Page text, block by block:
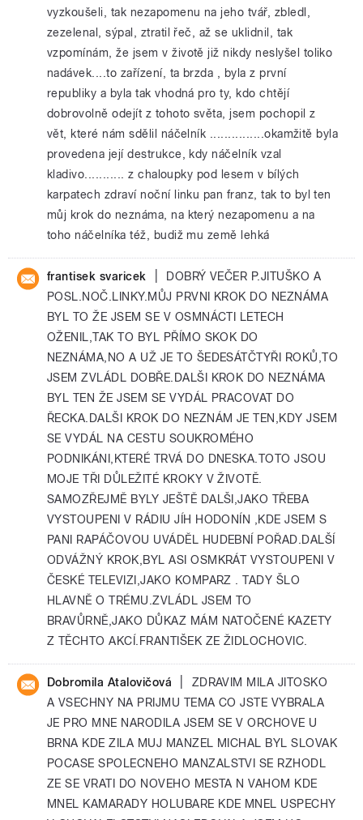
vyzkoušeli, tak nezapomenu na jeho tvář, zbledl,
zezelenal, sýpal, ztratil řeč, až se uklidnil, tak
vzpomínám, že jsem v životě již nikdy neslyšel toliko
nadávek....to zařízení, ta brzda , byla z první
republiky a byla tak vhodná pro ty, kdo chtějí
dobrovolně odejít z tohoto světa, jsem pochopil z
vět, které nám sdělil náčelník ...............okamžitě byla
provedena její destrukce, kdy náčelník vzal
kladivo........... z chaloupky pod lesem v bílých
karpatech zdraví noční linku pan franz, tak to byl ten
můj krok do neznáma, na který nezapomenu a na
toho náčelníka též, budiž mu země lehká
frantisek svaricek
DOBRÝ VEČER P.JITUŠKO A
POSL.NOČ.LINKY.MŮJ PRVNI KROK DO NEZNÁMA
BYL TO ŽE JSEM SE V OSMNÁCTI LETECH
OŽENIL,TAK TO BYL PŘÍMO SKOK DO
NEZNÁMA,NO A UŽ JE TO ŠEDESÁTČTYŘI ROKŮ,TO
JSEM ZVLÁDL DOBŘE.DALŠI KROK DO NEZNÁMA
BYL TEN ŽE JSEM SE VYDÁL PRACOVAT DO
ŘECKA.DALŠI KROK DO NEZNÁM JE TEN,KDY JSEM
SE VYDÁL NA CESTU SOUKROMÉHO
PODNIKÁNI,KTERÉ TRVÁ DO DNESKA.TOTO JSOU
MOJE TŘI DŮLEŽITÉ KROKY V ŽIVOTĚ.
SAMOZŘEJMĚ BYLY JEŠTĚ DALŠI,JAKO TŘEBA
VYSTOUPENI V RÁDIU JÍH HODONÍN ,KDE JSEM S
PANI RAPÁČOVOU UVÁDĚL HUDEBNÍ POŘAD.DALŠÍ
ODVÁŽNÝ KROK,BYL ASI OSMKRÁT VYSTOUPENI V
ČESKÉ TELEVIZI,JAKO KOMPARZ . TADY ŠLO
HLAVNĚ O TRÉMU.ZVLÁDL JSEM TO
BRAVŮRNĚ,JAKO DŮKAZ MÁM NATOČENÉ KAZETY
Z TĚCHTO AKCÍ.FRANTIŠEK ZE ŽIDLOCHOVIC.
Dobromila Atalovičová
ZDRAVIM MILA JITOSKO
A VSECHNY NA PRIJMU TEMA CO JSTE VYBRALA
JE PRO MNE NARODILA JSEM SE V ORCHOVE U
BRNA KDE ZILA MUJ MANZEL MICHAL BYL SLOVAK
POCASE SPOLECNEHO MANZALSTVI SE RZHODL
ZE SE VRATI DO NOVEHO MESTA N VAHOM KDE
MNEL KAMARADY HOLUBARE KDE MNEL USPECHY